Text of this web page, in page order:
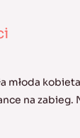
młoda
na zabieg.